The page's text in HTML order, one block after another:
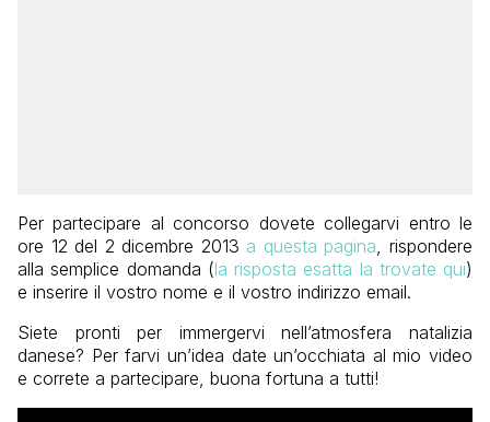
Per partecipare al concorso dovete collegarvi entro le
ore 12 del 2 dicembre 2013 a questa pagina, rispondere
alla semplice domanda (la risposta esatta la trovate qui)
e inserire il vostro nome e il vostro indirizzo email.
Siete pronti per immergervi nell’atmosfera natalizia
danese? Per farvi un’idea date un’occhiata al mio video
e correte a partecipare, buona fortuna a tutti!